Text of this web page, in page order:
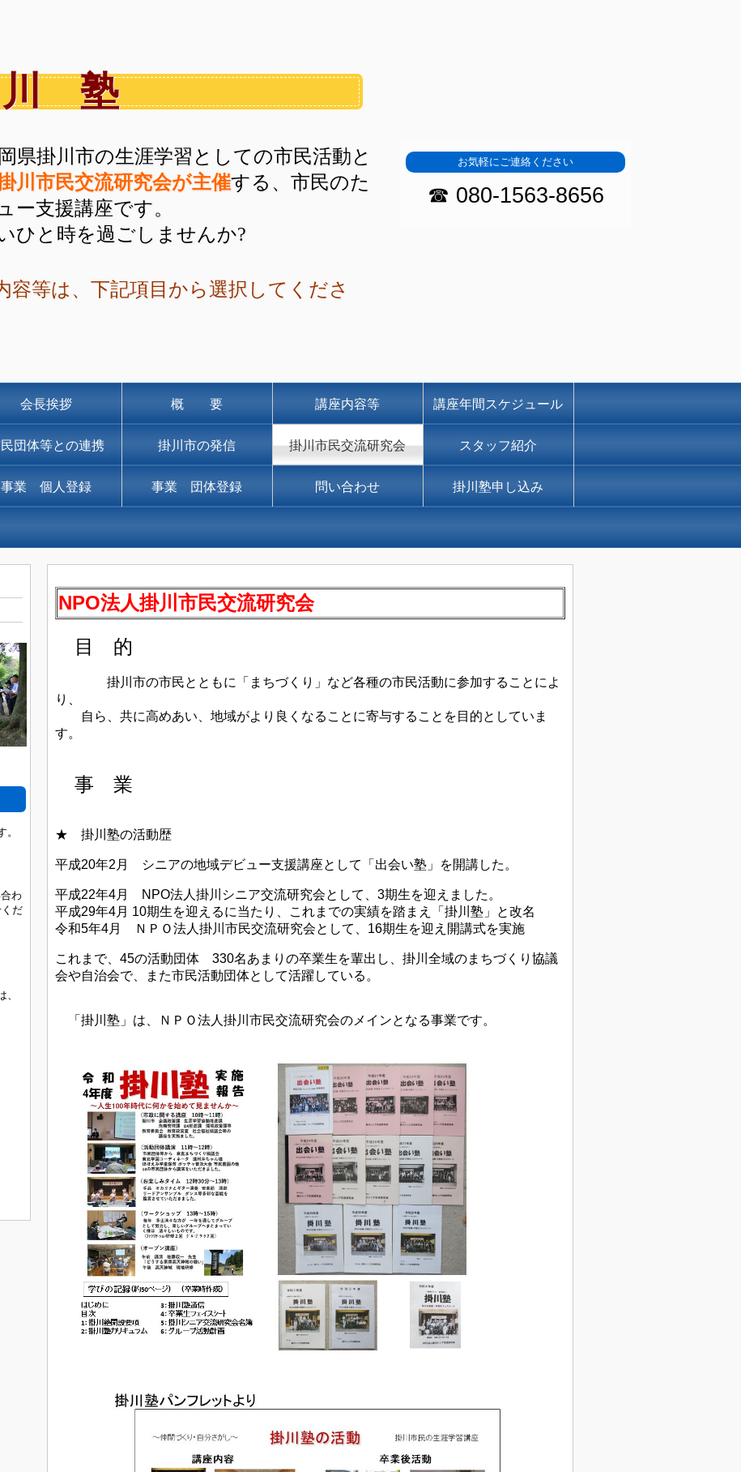
塾
県掛川市の生涯学習としての市民活動と
川市民交流研究会が主催する、市民のた
ー支援講座です。
ひと時を過ごしませんか?
は、下記項目から選択してくださ
お気軽にご連絡ください
☎ 080-1563-8656
会長挨拶 概 要 講座内容等 講座年間スケジュール
団体等との連携 掛川市の発信 掛川市民交流研究会 スタッフ紹介
事業 個人登録 事業 団体登録 問い合わせ 掛川塾申し込み
NPO法人掛川市民交流研究会
目 的
掛川市の市民とともに「まちづくり」など各種の市民活動に参加することによ
り、
自ら、共に高めあい、地域がより良くなることに寄与することを目的としていま
す。
事 業
★ 掛川塾の活動歴
平成20年2月 シニアの地域デビュー支援講座として「出会い塾」を開講した。
平成22年4月 NPO法人掛川シニア交流研究会として、3期生を迎えました。
平成29年4月 10期生を迎えるに当たり、これまでの実績を踏まえ「掛川塾」と改名
令和5年4月 ＮＰＯ法人掛川市民交流研究会として、16期生を迎え開講式を実施
これまで、45の活動団体 330名あまりの卒業生を輩出し、掛川全域のまちづくり協議
会や自治会で、また市民活動団体として活躍している。
「掛川塾」は、ＮＰＯ法人掛川市民交流研究会のメインとなる事業です。
わ
だ